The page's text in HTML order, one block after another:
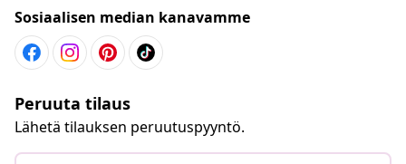
Sosiaalisen median kanavamme
Peruuta tilaus
Lähetä tilauksen peruutuspyyntö.